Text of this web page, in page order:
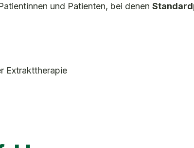
und Patienten, bei denen
Extrakttherapie